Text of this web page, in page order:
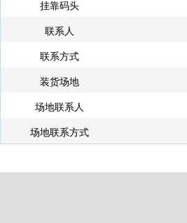
挂靠码头
联系人
联系方式
装货场地
场地联系人
场地联系方式